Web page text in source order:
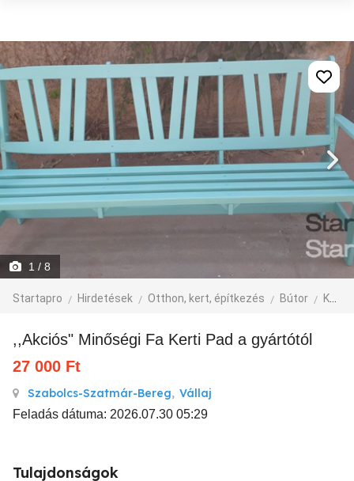
1 / 8
Startapro Hirdetések Otthon, kert, építkezés Bútor Kerti bútor
,,Akciós" Minőségi Fa Kerti Pad a gyártótól
27 000 Ft
Szabolcs-Szatmár-Bereg, Vállaj
Feladás dátuma: 2026.07.30 05:29
Tulajdonságok